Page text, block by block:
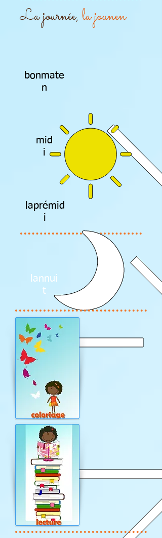
La journée, la jounen
bonmate
n
mid
i
laprémid
i
lannui
t